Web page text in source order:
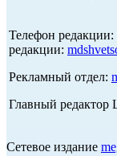
Телефон редакции:
редакции:
Рекламный отдел:
Главный
Сетевое издание